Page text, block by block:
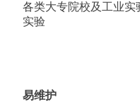
各类大专院校及工业实
实验
易维护